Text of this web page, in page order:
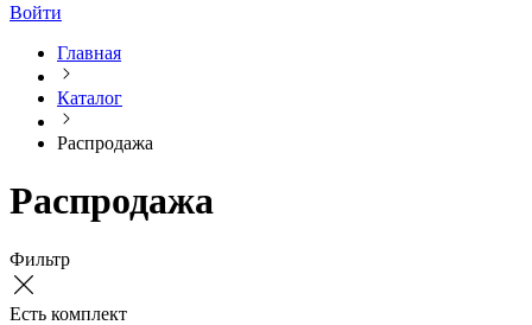
Войти
Главная
Каталог
Распродажа
Распродажа
Фильтр
Есть комплект